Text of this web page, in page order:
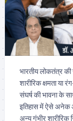
भारतीय लोकतंत्र
शारीरिक क्षमता या
संघर्ष की भावना के
इतिहास में ऐसे अनेक
अन्य गंभीर शारीरिक